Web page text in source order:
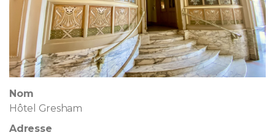
Nom
Hôtel Gresham
Adresse